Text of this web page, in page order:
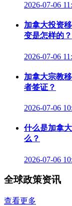
2026-07-06
加拿大投资
变是怎样的？
2026-07-06
加拿大宗教
者签证？
2026-07-06
什么是加拿
么？
2026-07-06
全球政策资讯
查看更多